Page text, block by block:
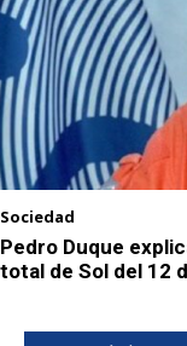
Sociedad
Pedro Duque
total de Sol del 12